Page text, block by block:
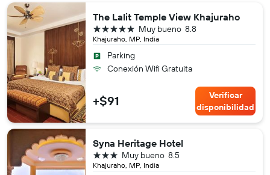
The Lalit Temple View Khajuraho
Khajuraho, MP, India
8.8
Muy bueno
5 estrellas
Parking
Conexión Wifi Gratuita
+$91
Verificar
disponibilidad
Syna Heritage Hotel
Khajuraho, MP, India
8.5
Muy bueno
3 estrellas